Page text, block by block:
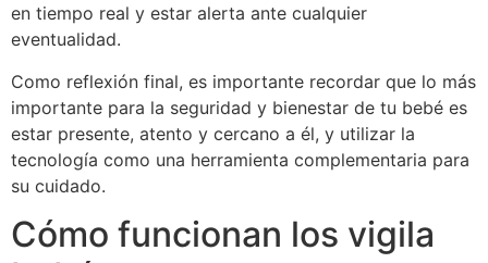
en tiempo real y estar alerta ante cualquier
eventualidad.
Como reflexión final, es importante recordar que lo más
importante para la seguridad y bienestar de tu bebé es
estar presente, atento y cercano a él, y utilizar la
tecnología como una herramienta complementaria para
su cuidado.
Cómo funcionan los vigila